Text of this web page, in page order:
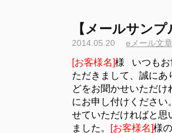
【メールサン
2014.05.20 eメール文
[お客様名]様 いつもお
ただきまして、誠にあ
どをお聞かせいただ
にお申し付けくださ
せていただければと
ました。
[お客様名]様